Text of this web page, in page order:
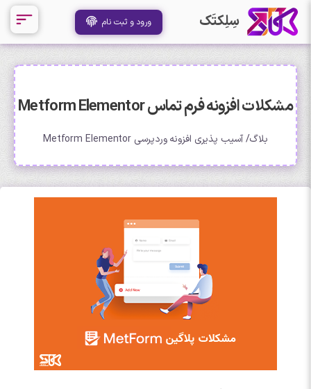
سِلِکتَک ورود و ثبت نام
مشکلات افزونه فرم تماس Metform Elementor
بلاگ آسیب پذیری افزونه وردپرسی Metform Elementor